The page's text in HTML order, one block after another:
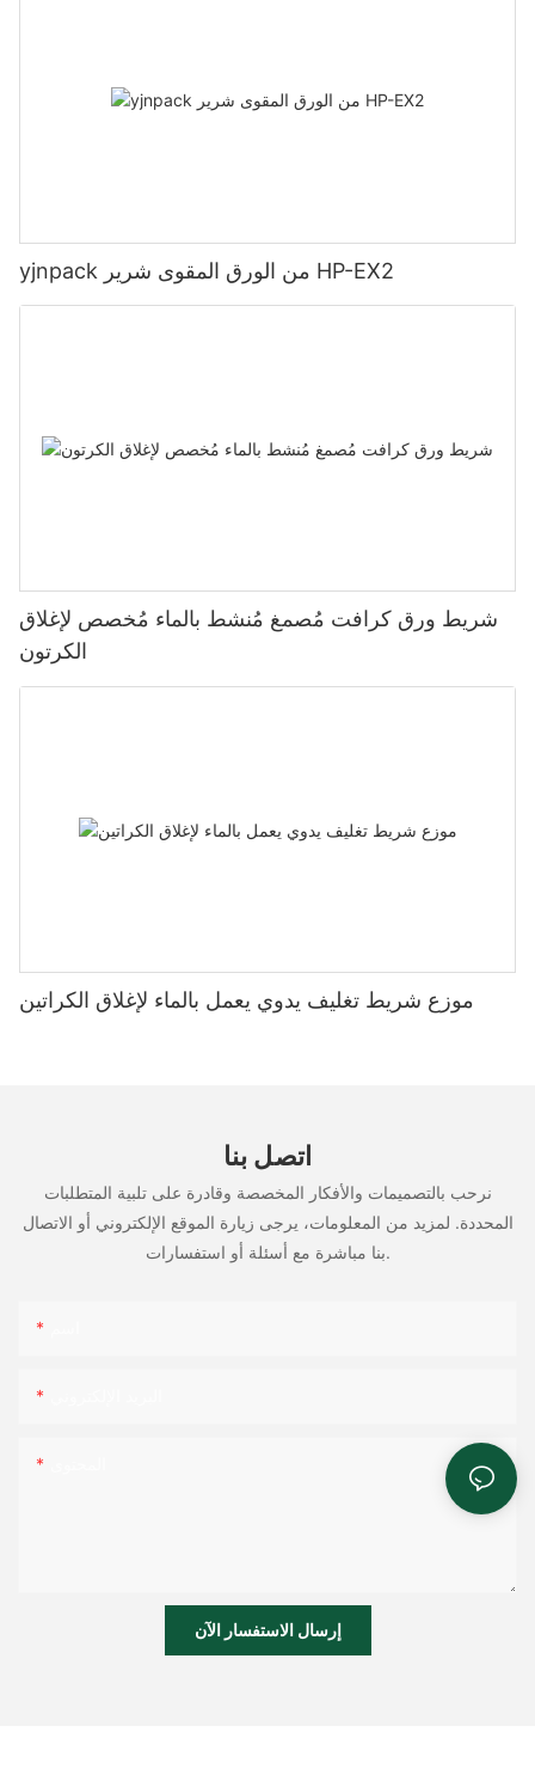
yjnpack من الورق المقوى شرير HP-EX2
شريط ورق كرافت مُصمغ مُنشط بالماء مُخصص لإغلاق
الكرتون
موزع شريط تغليف يدوي يعمل بالماء لإغلاق الكراتين
اتصل بنا
نرحب بالتصميمات والأفكار المخصصة وقادرة على تلبية المتطلبات
المحددة. لمزيد من المعلومات، يرجى زيارة الموقع الإلكتروني أو الاتصال
بنا مباشرة مع أسئلة أو استفسارات.
إرسال الاستفسار الآن